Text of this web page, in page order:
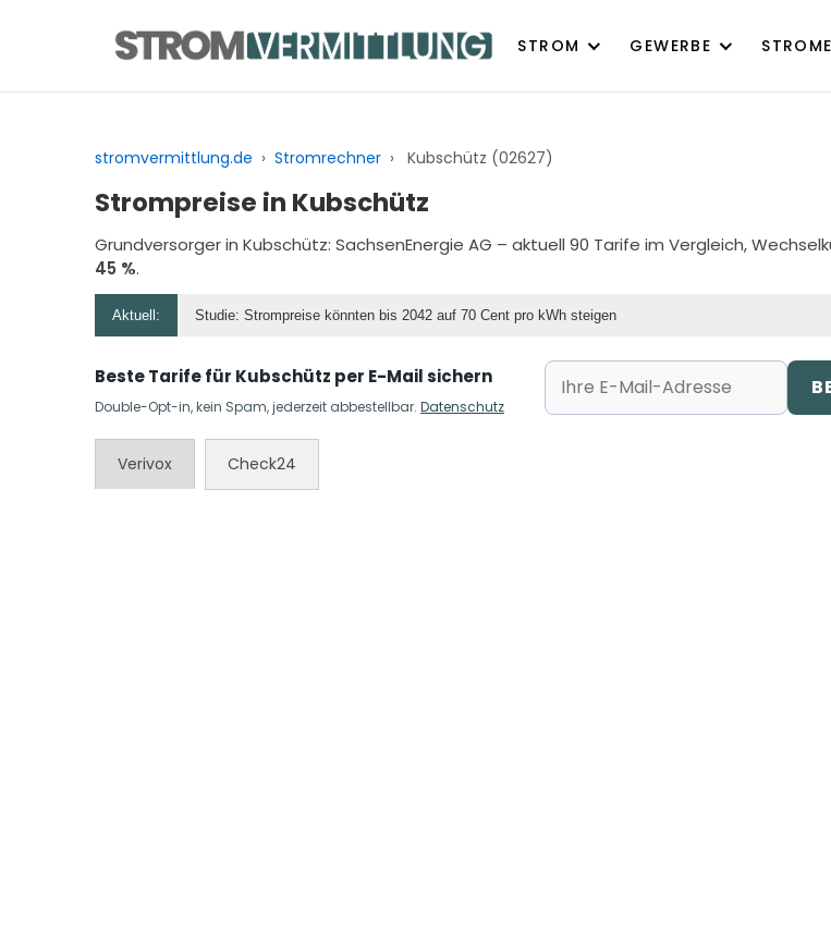
STROM GEWERBE
stromvermittlung.de › Stromrechner › Kubschütz (02627)
Strompreise in Kubschütz
Grundversorger in Kubschütz: SachsenEnergie AG – aktuell 90 Tarife im Vergleich,
45 %.
Aktuell: Studie: Strompreise könnten bis 2042 auf 70 Cent pro kWh steigen
Beste Tarife für Kubschütz per E-Mail sichern
Double-Opt-in, kein Spam, jederzeit abbestellbar. Datenschutz
Verivox Check24